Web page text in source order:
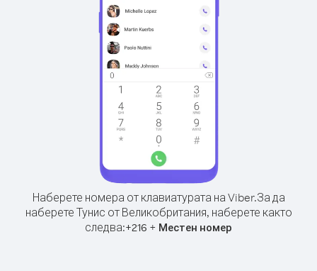
Наберете номера от клавиатурата на Viber.За да
наберете Тунис от Великобритания, наберете както
следва:+216 + Местен номер